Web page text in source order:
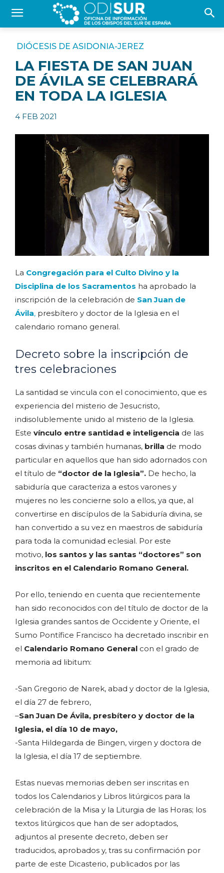
DIÓCESIS DE ASIDONIA-JEREZ
LA FIESTA DE SAN JUAN
DE ÁVILA SE CELEBRARÁ
EN TODA LA IGLESIA
4 FEB 2021
La Congregación para el Culto Divino y la
Disciplina de los Sacramentos ha aprobado la
inscripción de la celebración de San Juan de
Ávila, presbítero y doctor de la Iglesia en el
calendario romano general.
Decreto sobre la inscripción de
tres celebraciones
La santidad se vincula con el conocimiento, que es
experiencia del misterio de Jesucristo,
indisolublemente unido al misterio de la Iglesia.
Este vínculo entre santidad e inteligencia de las
cosas divinas y también humanas, brilla de modo
particular en aquellos que han sido adornados con
el título de “doctor de la Iglesia”. De hecho, la
sabiduría que caracteriza a estos varones y
mujeres no les concierne solo a ellos, ya que, al
convertirse en discípulos de la Sabiduría divina, se
han convertido a su vez en maestros de sabiduría
para toda la comunidad eclesial. Por este
motivo, los santos y las santas “doctores” son
inscritos en el Calendario Romano General.
Por ello, teniendo en cuenta que recientemente
han sido reconocidos con del título de doctor de la
Iglesia grandes santos de Occidente y Oriente, el
Sumo Pontífice Francisco ha decretado inscribir en
el Calendario Romano General con el grado de
memoria ad libitum:
-San Gregorio de Narek, abad y doctor de la Iglesia,
el día 27 de febrero,
–San Juan De Ávila, presbítero y doctor de la
Iglesia, el día 10 de mayo,
-Santa Hildegarda de Bingen, virgen y doctora de
la Iglesia, el día 17 de septiembre.
Estas nuevas memorias deben ser inscritas en
todos los Calendarios y Libros litúrgicos para la
celebración de la Misa y la Liturgia de las Horas; los
textos litúrgicos que han de ser adoptados,
adjuntos al presente decreto, deben ser
traducidos, aprobados y, tras su confirmación por
parte de este Dicasterio, publicados por las